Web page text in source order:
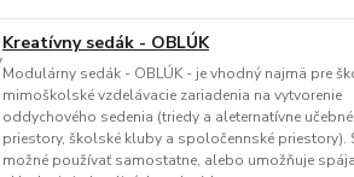
Kreatívny sedák - OBLÚK
Modulárny sedák - OBLÚK - je vhodný najmä pre
mimoškolské vzdelávacie zariadenia na vytvorenie
oddychového sedenia (triedy a aleternatívne učebné
priestory, školské kluby a spoločennské priestory).
možné používať samostatne, alebo umožňuje